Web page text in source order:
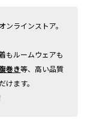
ラインストア。
もルームウェアも
巻き等、高い品質
ます。